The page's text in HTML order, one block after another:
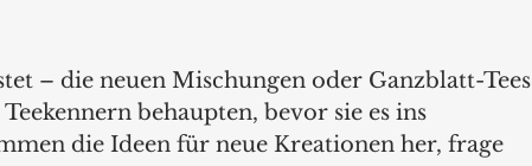
– die neuen Mischungen oder Ganzblatt-Tees
behaupten, bevor sie es ins
die Ideen für neue Kreationen her, frage